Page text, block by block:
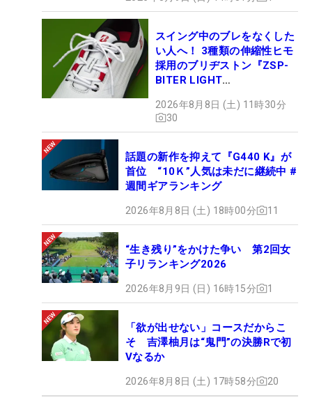
スイング中のブレをなくした
い人へ！ 3種類の伸縮性ヒモ
採用のブリヂストン『ZSP-
BITER LIGHT
ュー
2026年8月8日 (土) 11時30分
30
話題の新作を抑えて『G440 K』が
首位 “10Ｋ”人気は未だに継続中 #
週間ギアランキング
2026年8月8日 (土) 18時00分 11
“生き残り”をかけた争い 第2回女
子リランキング2026
2026年8月9日 (日) 16時15分 1
「欲が出せない」コースだからこ
そ 吉澤柚月は“鬼門”の決勝Rで初
Vなるか
2026年8月8日 (土) 17時58分 20